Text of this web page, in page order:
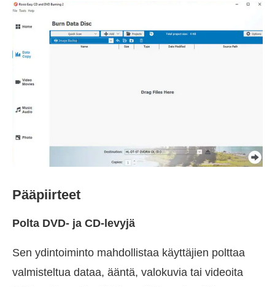
Pääpiirteet
Polta DVD- ja CD-levyjä
Sen ydintoiminto mahdollistaa käyttäjien polttaa
valmisteltua dataa, ääntä, valokuvia tai videoita